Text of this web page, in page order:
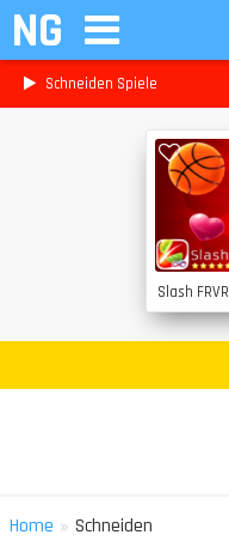
NG
Schneiden Spiele
Slash FRVR
Home » Schneiden